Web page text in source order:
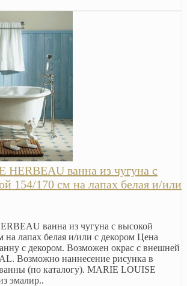
HERBEAU ванна из чугуна с
154/170 см на лапах белая и/или
ванна из чугуна с высокой
на лапах белая и/или с декором Цена
с декором. Возможен окрас с внешней
Возможно наннесение рисунка в
(по каталогу). MARIE LOUISE
эмалир..